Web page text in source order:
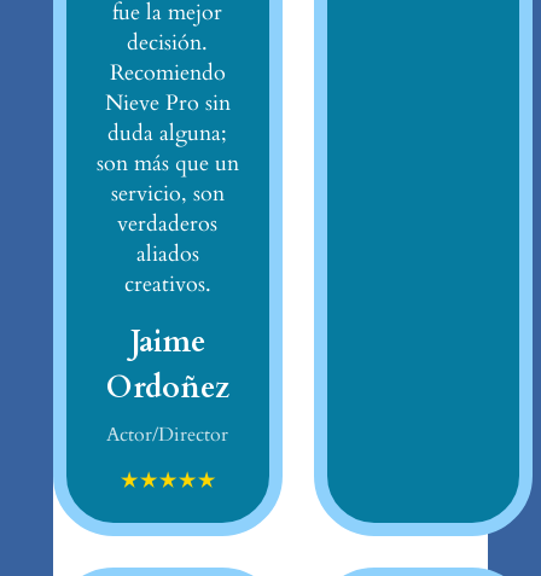
fue la mejor
decisión.
Recomiendo
Nieve Pro sin
duda alguna;
son más que un
servicio, son
verdaderos
aliados
creativos.
Jaime
Ordoñez
Actor/Director
★★★★★